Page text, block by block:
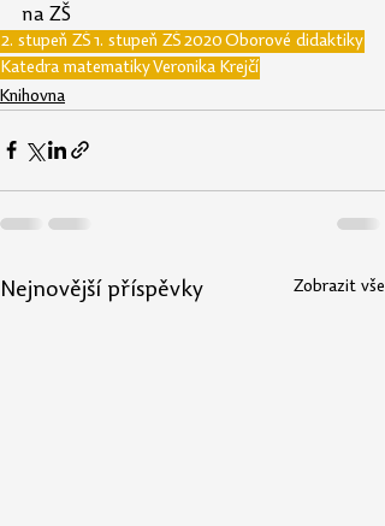
na ZŠ
2. stupeň ZŠ 1. stupeň ZŠ 2020 Oborové didaktiky
Katedra matematikyVeronika Krejčí
Knihovna
Nejnovější příspěvky Zobrazit vše